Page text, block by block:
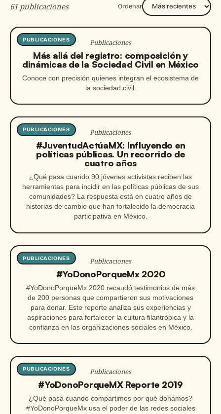
61 publicaciones Ordenar
PUBLICACIONES Publicaciones
Más allá del registro: composición y
dinámicas de la Sociedad Civil en México
Conoce con precisión quienes integran el ecosistema de
la sociedad civil.
PUBLICACIONES Publicaciones
#JuventudActúaMX: Influyendo en
políticas públicas. Un recorrido de
cuatro años
¿Qué pasa cuando 90 jóvenes activistas reciben las
herramientas para incidir en las políticas públicas de sus
comunidades? La respuesta está en cuatro años de
historias de cambio que han fortalecido la democracia
participativa en México.
PUBLICACIONES Publicaciones
#YoDonoPorqueMx 2020
#YoDonoPorqueMx 2020 recaudó testimonios de más
de 200 personas que compartieron sus motivaciones
para donar. Este reporte analiza sus experiencias y
aspiraciones para fortalecer la cultura filantrópica y la
confianza en las organizaciones sociales en México.
PUBLICACIONES Publicaciones
#YoDonoPorqueMX Reporte 2019
¿Qué pasa cuando compartimos por qué donamos?
#YoDonoPorqueMx usa el poder de las redes sociales